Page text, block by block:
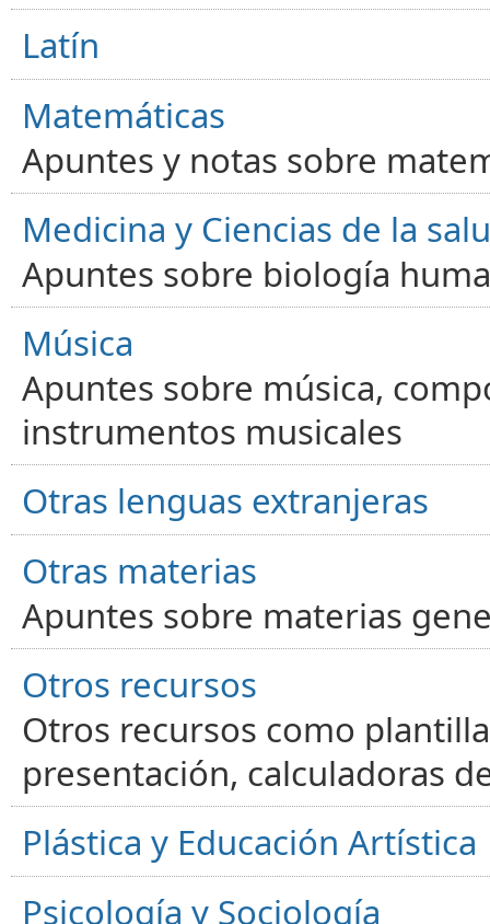
Latín
Matemáticas
Apuntes y notas sobre
Medicina y Ciencias de la
Apuntes sobre biología
Música
Apuntes sobre música,
instrumentos musicales
Otras lenguas extranjeras
Otras materias
Apuntes sobre materias
Otros recursos
Otros recursos como
presentación, calculadoras
Plástica y Educación Artística
Psicología y Sociología